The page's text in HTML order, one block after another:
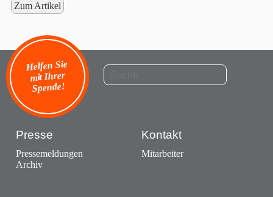
Zum Artikel
Helfen Sie
mit Ihrer
Spende!
Presse
Pressemeldungen
Archiv
Kontakt
Mitarbeiter